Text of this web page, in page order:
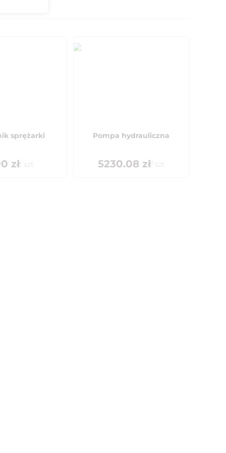
sprężarki
zł/ szt
Pompa hydrauliczna
5230.08 zł/ szt